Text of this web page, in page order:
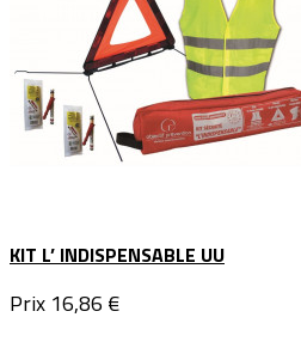
KIT L’ INDISPENSABLE UU
Prix 16,86 €